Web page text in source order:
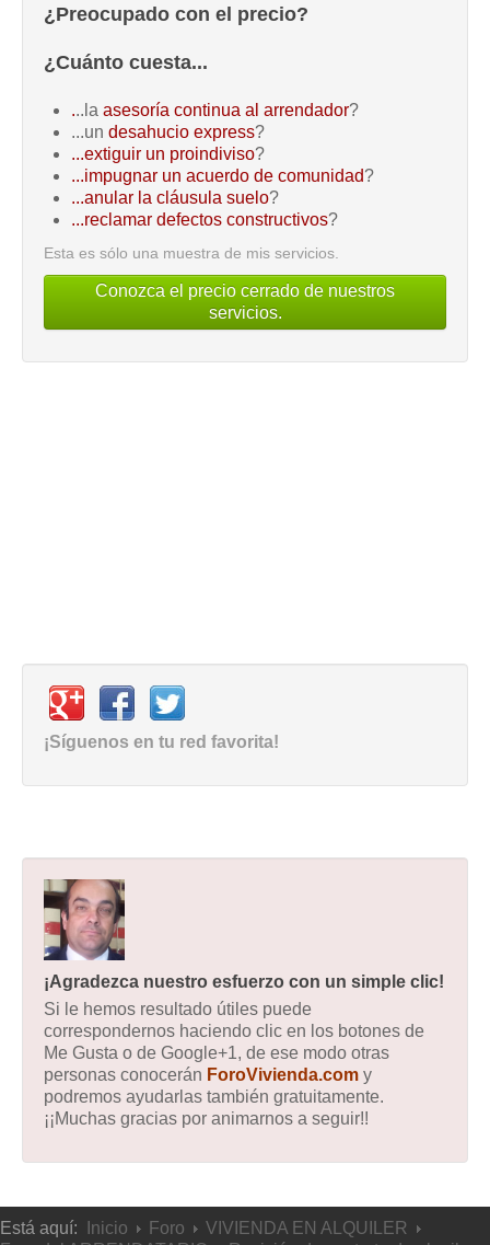
¿Preocupado con el precio?
¿Cuánto cuesta...
...la asesoría continua al arrendador?
...un desahucio express?
...extiguir un proindiviso?
...impugnar un acuerdo de comunidad?
...anular la cláusula suelo?
...reclamar defectos constructivos?
Esta es sólo una muestra de mis servicios.
Conozca el precio cerrado de nuestros
servicios.
¡Síguenos en tu red favorita!
¡Agradezca nuestro esfuerzo con un simple clic!
Si le hemos resultado útiles puede
correspondernos haciendo clic en los botones de
Me Gusta o de Google+1, de ese modo otras
personas conocerán ForoVivienda.com y
podremos ayudarlas también gratuitamente.
¡¡Muchas gracias por animarnos a seguir!!
Está aquí: Inicio Foro
VIVIENDA EN ALQUILER